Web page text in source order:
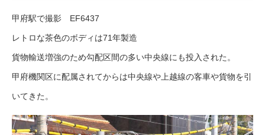
甲府駅で撮影 EF6437
レトロな茶色のボディは71年製造
貨物輸送増強のため勾配区間の多い中央線にも投入された。
甲府機関区に配属されてからは中央線や上越線の客車や貨物を引
いてきた。